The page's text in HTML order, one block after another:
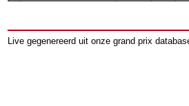
Live gegenereerd uit onze grand prix